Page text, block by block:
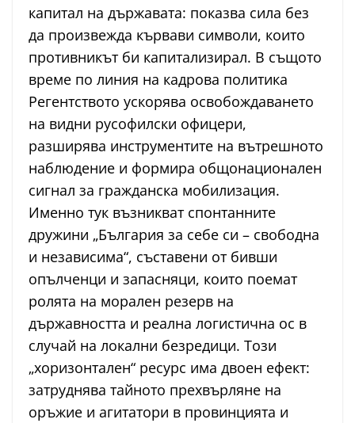
капитал на държавата: показва сила без
да произвежда кървави символи, които
противникът би капитализирал. В същото
време по линия на кадрова политика
Регентството ускорява освобождаването
на видни русофилски офицери,
разширява инструментите на вътрешното
наблюдение и формира общонационален
сигнал за гражданска мобилизация.
Именно тук възникват спонтанните
дружини „България за себе си – свободна
и независима“, съставени от бивши
опълченци и запасняци, които поемат
ролята на морален резерв на
държавността и реална логистична ос в
случай на локални безредици. Този
„хоризонтален“ ресурс има двоен ефект:
затруднява тайното прехвърляне на
оръжие и агитатори в провинцията и